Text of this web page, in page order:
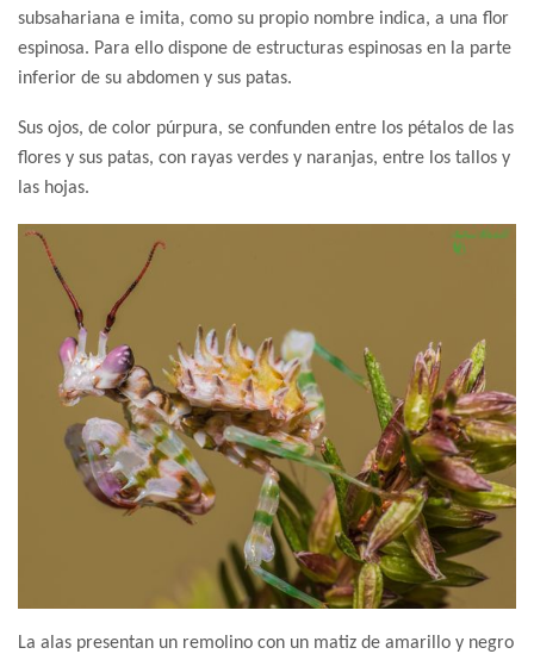
subsahariana e imita, como su propio nombre indica, a una flor
espinosa. Para ello dispone de estructuras espinosas en la parte
inferior de su abdomen y sus patas.
Sus ojos, de color púrpura, se confunden entre los pétalos de las
flores y sus patas, con rayas verdes y naranjas, entre los tallos y
las hojas.
La alas presentan un remolino con un matiz de amarillo y negro